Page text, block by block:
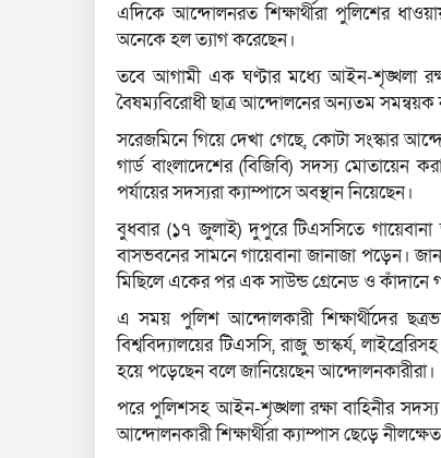
এদিকে আন্দোলনরত শিক্ষার্থীরা পুলিশের
অনেকে হল ত্যাগ করেছেন।
তবে আগামী এক ঘণ্টার মধ্যে আইন-শৃঙ্খলা
বৈষম্যবিরোধী ছাত্র আন্দোলনের অন্যতম
সরেজমিনে গিয়ে দেখা গেছে, কোটা সংস্কার
গার্ড বাংলাদেশের (বিজিবি) সদস্য মোতায়েন
পর্যায়ের সদস্যরা ক্যাম্পাসে অবস্থান নিয়েছেন।
বুধবার (১৭ জুলাই) দুপুরে টিএসসিতে গায়েবানা
বাসভবনের সামনে গায়েবানা জানাজা পড়েন।
মিছিলে একের পর এক সাউন্ড গ্রেনেড ও কাঁদানে
এ সময় পুলিশ আন্দোলকারী শিক্ষার্থীদের
বিশ্ববিদ্যালয়ের টিএসসি, রাজু ভাস্কর্য,
হয়ে পড়েছেন বলে জানিয়েছেন আন্দোলনকারীরা।
পরে পুলিশসহ আইন-শৃঙ্খলা রক্ষা বাহিনীর সদস্য
আন্দোলনকারী শিক্ষার্থীরা ক্যাম্পাস ছেড়ে